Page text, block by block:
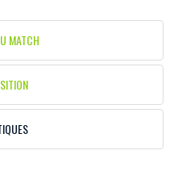
MATCH